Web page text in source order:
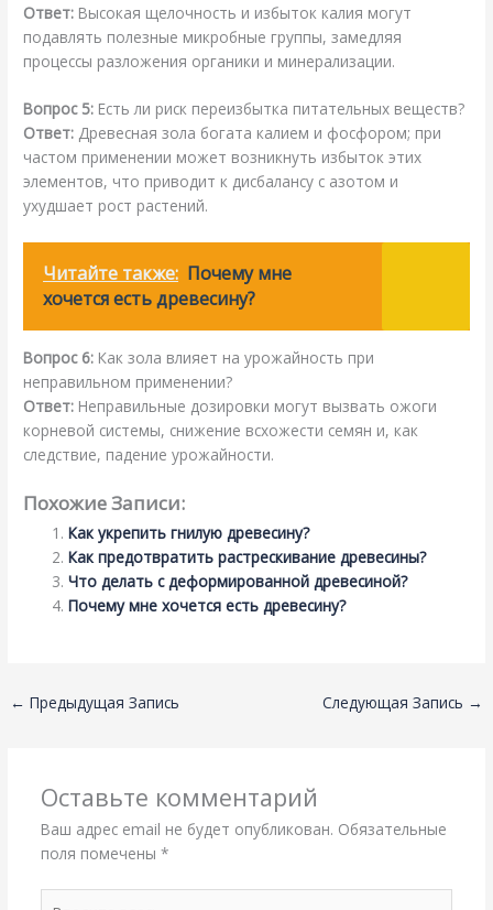
Ответ: Высокая щелочность и избыток калия могут
подавлять полезные микробные группы, замедляя
процессы разложения органики и минерализации.
Вопрос 5: Есть ли риск переизбытка питательных веществ?
Ответ: Древесная зола богата калием и фосфором; при
частом применении может возникнуть избыток этих
элементов, что приводит к дисбалансу с азотом и
ухудшает рост растений.
Читайте также: Почему мне
хочется есть древесину?
Вопрос 6: Как зола влияет на урожайность при
неправильном применении?
Ответ: Неправильные дозировки могут вызвать ожоги
корневой системы, снижение всхожести семян и, как
следствие, падение урожайности.
Похожие Записи:
Как укрепить гнилую древесину?
Как предотвратить растрескивание древесины?
Что делать с деформированной древесиной?
Почему мне хочется есть древесину?
← Предыдущая Запись Следующая Запись →
Оставьте комментарий
Ваш адрес email не будет опубликован. Обязательные
поля помечены *